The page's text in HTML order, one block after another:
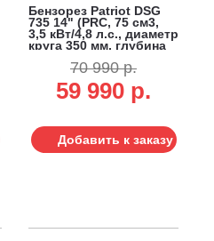
Бензорез Patriot DSG
735 14" (PRC, 75 см3,
3,5 кВт/4,8 л.с., диаметр
круга 350 мм, глубина
70 990 р.
59 990 р.
Добавить к заказу